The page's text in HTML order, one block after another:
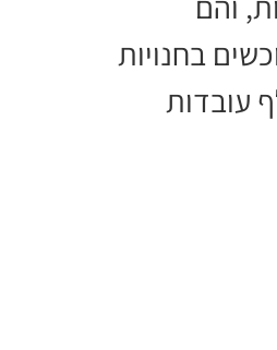
בחנויות
את גלגלי הכלכלה בדרום. עתידם של 30 אלף עובדות